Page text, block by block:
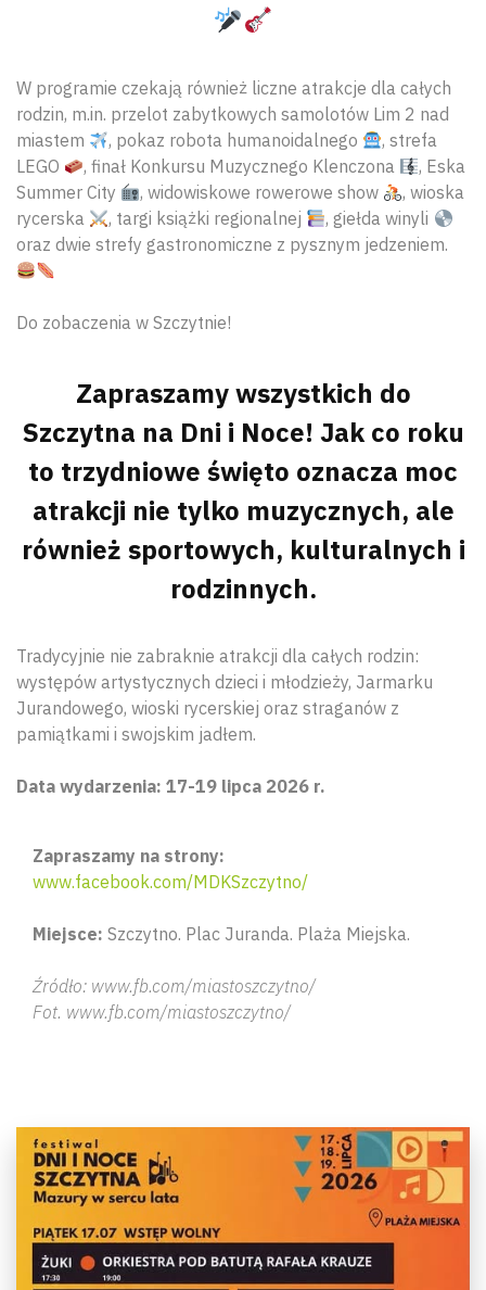
W programie czekają również liczne atrakcje dla całych
rodzin, m.in. przelot zabytkowych samolotów Lim 2 nad
miastem
, pokaz robota humanoidalnego
, strefa
LEGO
, finał Konkursu Muzycznego Klenczona
, Eska
Summer City
, widowiskowe rowerowe show
, wioska
rycerska
, targi książki regionalnej
, giełda winyli
oraz dwie strefy gastronomiczne z pysznym jedzeniem.
Do zobaczenia w Szczytnie!
Zapraszamy wszystkich do
Szczytna na Dni i Noce! Jak co roku
to trzydniowe święto oznacza moc
atrakcji nie tylko muzycznych, ale
również sportowych, kulturalnych i
rodzinnych.
Tradycyjnie nie zabraknie atrakcji dla całych rodzin:
występów artystycznych dzieci i młodzieży, Jarmarku
Jurandowego, wioski rycerskiej oraz straganów z
pamiątkami i swojskim jadłem.
Data wydarzenia: 17-19 lipca 2026 r.
Zapraszamy na strony:
www.facebook.com/MDKSzczytno/
Miejsce: Szczytno. Plac Juranda. Plaża Miejska.
Źródło: www.fb.com/miastoszczytno/
Fot. www.fb.com/miastoszczytno/